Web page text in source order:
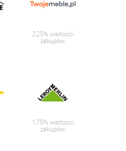
2,25% wartości
zakupów
1,75% wartości
zakupów